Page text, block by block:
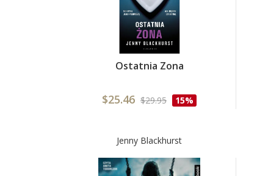
Ostatnia Zona
$25.46 $29.95 15%
Jenny Blackhurst